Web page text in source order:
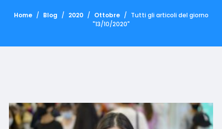
Home / Blog / 2020 / Ottobre / Tutti gli articoli del giorno
"13/10/2020"